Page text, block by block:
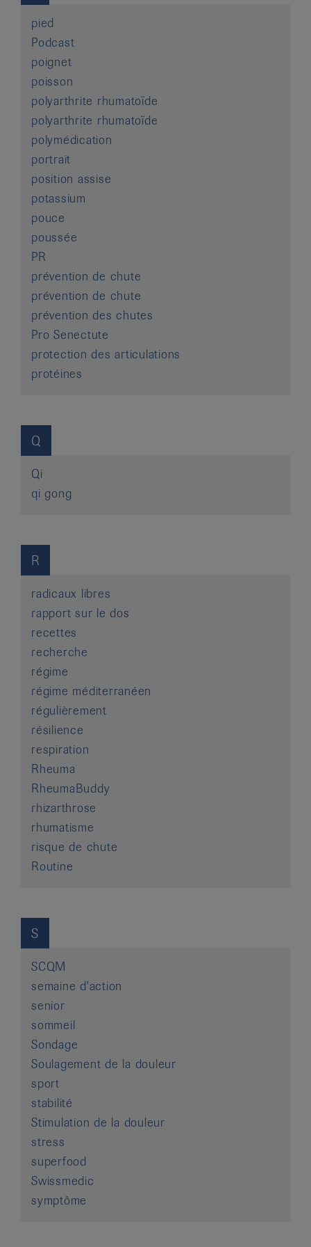
pied
Podcast
poignet
poisson
polyarthrite rhumatoïde
polyarthrite rhumatoïde
polymédication
portrait
position assise
potassium
pouce
poussée
PR
prévention de chute
prévention de chute
prévention des chutes
Pro Senectute
protection des articulations
protéines
Q
Qi
qi gong
R
radicaux libres
rapport sur le dos
recettes
recherche
régime
régime méditerranéen
régulièrement
résilience
respiration
Rheuma
RheumaBuddy
rhizarthrose
rhumatisme
risque de chute
Routine
S
SCQM
semaine d'action
senior
sommeil
Sondage
Soulagement de la douleur
sport
stabilité
Stimulation de la douleur
stress
superfood
Swissmedic
symptôme